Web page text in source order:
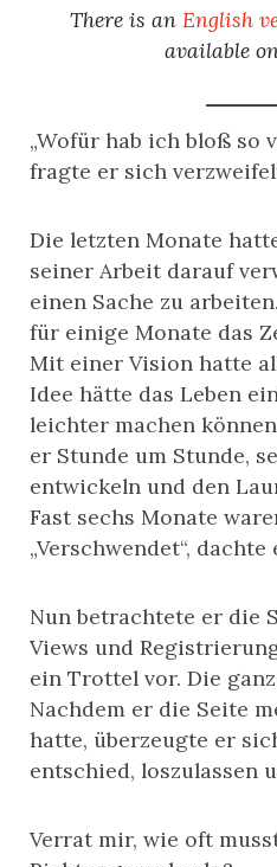
There is an English
available
„Wofür hab ich bloß so
fragte er sich
Die letzten Monate
seiner Arbeit darauf
einen Sache zu
für einige Monate das
Mit einer Vision hatte
Idee hätte das Leben
leichter machen
er Stunde um Stunde,
entwickeln und den
Fast sechs Monate
„Verschwendet“, dachte
Nun betrachtete er die
Views und
ein Trottel vor. Die
Nachdem er die Seite
hatte, überzeugte er
entschied, loszulassen
Verrat mir, wie oft